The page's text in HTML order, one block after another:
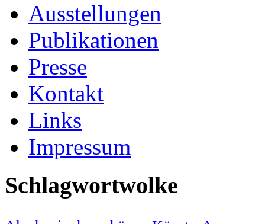
Ausstellungen
Publikationen
Presse
Kontakt
Links
Impressum
Schlagwortwolke